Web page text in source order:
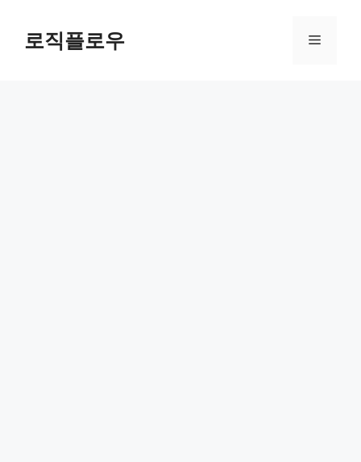
content로직플로우 Menu